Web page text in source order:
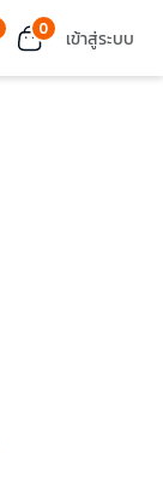
0 เข้าสู่ระบบ